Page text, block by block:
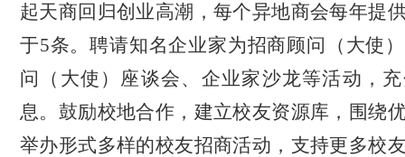
起天商回归创业高潮，每个异地商会每年提
于5条。聘请知名企业家为招商顾问（大使
问（大使）座谈会、企业家沙龙等活动，
息。鼓励校地合作，建立校友资源库，围绕
举办形式多样的校友招商活动，支持更多校